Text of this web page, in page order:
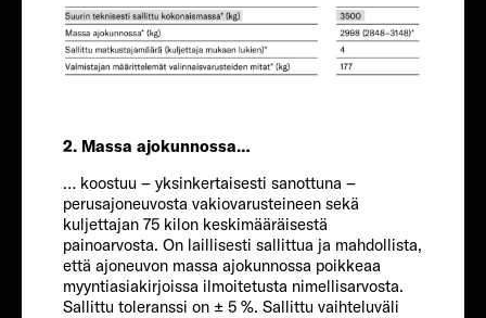
2. Massa ajokunnossa…
… koostuu – yksinkertaisesti sanottuna –
perusajoneuvosta vakiovarusteineen sekä
kuljettajan 75 kilon keskimääräisestä
painoarvosta. On laillisesti sallittua ja mahdollista,
että ajoneuvon massa ajokunnossa poikkeaa
myyntiasiakirjoissa ilmoitetusta nimellisarvosta.
Sallittu toleranssi on ± 5 %. Sallittu vaihteluväli
Hinta alkaen
Alkaen € 95.790Info
4-5
743 CM